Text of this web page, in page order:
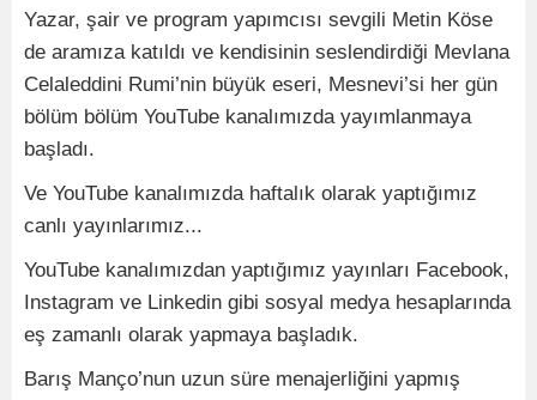
Yazar, şair ve program yapımcısı sevgili Metin Köse
de aramıza katıldı ve kendisinin seslendirdiği Mevlana
Celaleddini Rumi’nin büyük eseri, Mesnevi’si her gün
bölüm bölüm YouTube kanalımızda yayımlanmaya
başladı.
Ve YouTube kanalımızda haftalık olarak yaptığımız
canlı yayınlarımız...
YouTube kanalımızdan yaptığımız yayınları Facebook,
Instagram ve Linkedin gibi sosyal medya hesaplarında
eş zamanlı olarak yapmaya başladık.
Barış Manço’nun uzun süre menajerliğini yapmış